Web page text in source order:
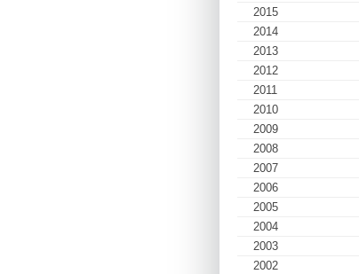
2015
2014
2013
2012
2011
2010
2009
2008
2007
2006
2005
2004
2003
2002